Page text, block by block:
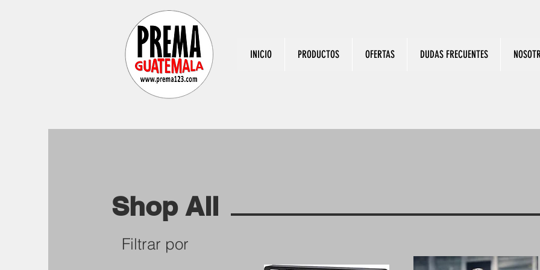
INICIO PRODUCTOS OFERTAS DUDAS FRECUENTES
Shop All
Filtrar por